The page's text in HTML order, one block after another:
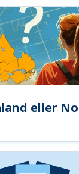
eller